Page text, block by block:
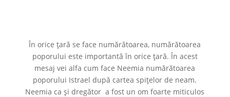
În orice țară se face numărătoarea, numărătoarea
poporului este importantă în orice țară. În acest
mesaj vei alfa cum face Neemia numărătoarea
poporului Istrael după cartea spițelor de neam.
Neemia ca și dregător a fost un om foarte miticulos